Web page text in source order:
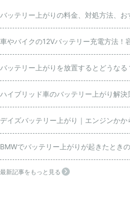
バッテリー上がりの料金、対処方法、
車やバイクの12Vバッテリー充電方法！
バッテリー上がりを放置するとどうな
ハイブリッド車のバッテリー上がり解
デイズバッテリー上がり｜エンジンか
BMWでバッテリー上がりが起きたとき
最新記事をもっと見る